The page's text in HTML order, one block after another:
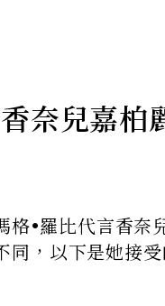
奈兒嘉柏
•羅比代言香奈
，以下是她接受